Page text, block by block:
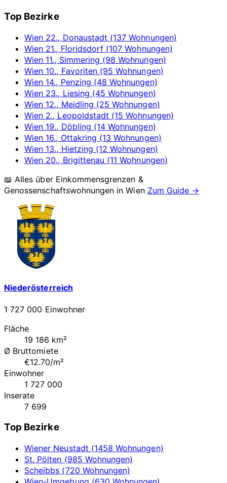
Top Bezirke
Wien 22., Donaustadt (137 Wohnungen)
Wien 21., Floridsdorf (107 Wohnungen)
Wien 11., Simmering (98 Wohnungen)
Wien 10., Favoriten (95 Wohnungen)
Wien 14., Penzing (48 Wohnungen)
Wien 23., Liesing (45 Wohnungen)
Wien 12., Meidling (25 Wohnungen)
Wien 2., Leopoldstadt (15 Wohnungen)
Wien 19., Döbling (14 Wohnungen)
Wien 16., Ottakring (13 Wohnungen)
Wien 13., Hietzing (12 Wohnungen)
Wien 20., Brigittenau (11 Wohnungen)
📖 Alles über Einkommensgrenzen &
Genossenschaftswohnungen inWien Zum Guide →
Niederösterreich
1 727 000 Einwohner
Fläche
19 186 km²
Ø Bruttomiete
€12.70/m²
Einwohner
1 727 000
Inserate
7 699
Top Bezirke
Wiener Neustadt (1458 Wohnungen)
St. Pölten (985 Wohnungen)
Scheibbs (720 Wohnungen)